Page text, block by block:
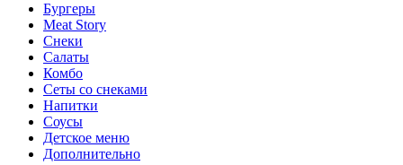
Бургеры
Meat Story
Снеки
Салаты
Комбо
Сеты со снеками
Напитки
Соусы
Детское меню
Дополнительно